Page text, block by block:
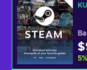
5%